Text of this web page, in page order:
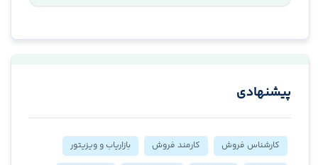
پیشنهادی
کارشناس فروش کارمند فروش
بازاریاب و ویزیتور